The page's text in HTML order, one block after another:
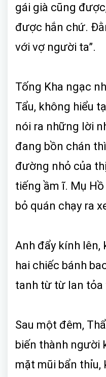
gái già cũng
được hắn chứ.
với vợ người ta”.
Tống Kha ngạc
Tẩu, không hiểu
nói ra những lời
đang bồn chán
đường nhỏ của
tiếng ầm ĩ. Mụ
bỏ quán chạy ra
Anh đẩy kính
hai chiếc bánh
tanh từ từ lan tỏa
Sau một đêm,
biến thành người
mặt mũi bẩn thỉu,